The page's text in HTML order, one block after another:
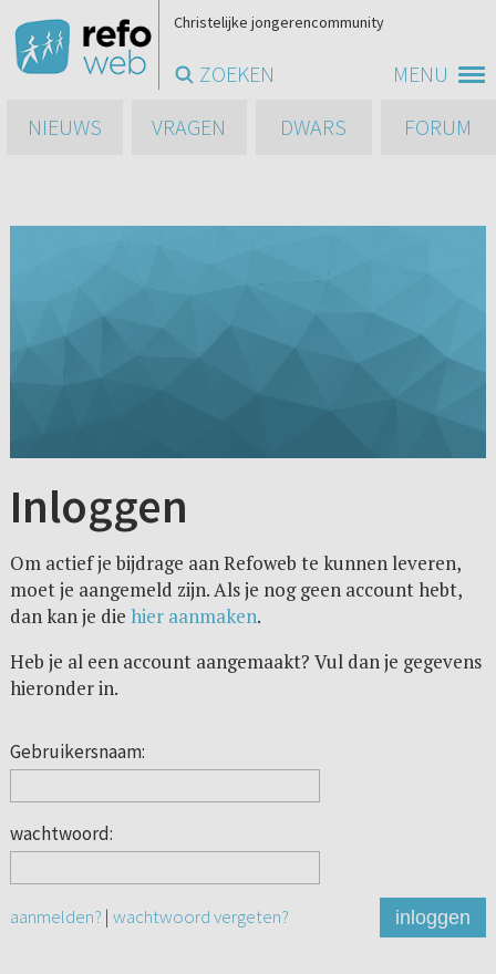
MENU
Christelijke jongerencommunity
ZOEKEN
NIEUWS
VRAGEN DWARS FORUM
Inloggen
Om actief je bijdrage aan Refoweb te kunnen leveren,
moet je aangemeld zijn. Als je nog geen account hebt,
dan kan je die hier aanmaken.
Heb je al een account aangemaakt? Vul dan je gegevens
hieronder in.
Gebruikersnaam:
wachtwoord:
aanmelden? | wachtwoord vergeten? inloggen